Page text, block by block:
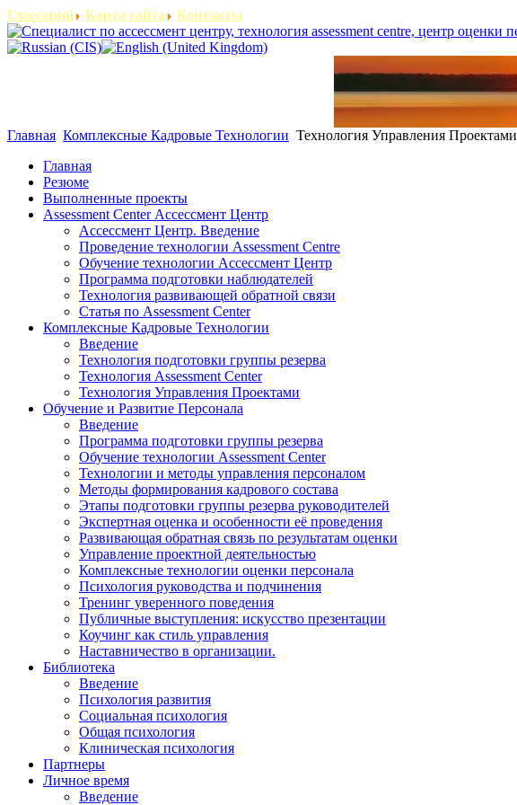
Глоссарий Карта сайта Контакты
Главная Комплексные Кадровые Технологии Технология Управления Проектами
Главная
Резюме
Выполненные проекты
Assessment Center Ассессмент Центр
Ассессмент Центр. Введение
Проведение технологии Assessment Centre
Обучение технологии Ассессмент Центр
Программа подготовки наблюдателей
Технология развивающей обратной связи
Статья по Assessment Center
Комплексные Кадровые Технологии
Введение
Технология подготовки группы резерва
Технология Assessment Center
Технология Управления Проектами
Обучение и Развитие Персонала
Введение
Программа подготовки группы резерва
Обучение технологии Assessment Center
Технологии и методы управления персоналом
Методы формирования кадрового состава
Этапы подготовки группы резерва руководителей
Экспертная оценка и особенности её проведения
Развивающая обратная связь по результатам оценки
Управление проектной деятельностью
Комплексные технологии оценки персонала
Психология руководства и подчинения
Тренинг уверенного поведения
Публичные выступления: искусство презентации
Коучинг как стиль управления
Наставничество в организации.
Библиотека
Введение
Психология развития
Социальная психология
Общая психология
Клиническая психология
Партнеры
Личное время
Введение